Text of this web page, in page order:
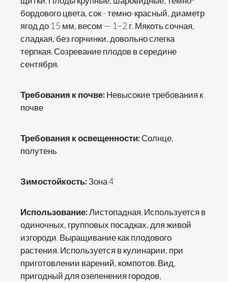
бордового цвета, сок - темно-красный, диаметр
ягод до 15 мм, весом — 1–2 г. Мякоть сочная,
сладкая, без горчинки, довольно слегка
терпкая. Созревание плодов в середине
сентября.
Требования к почве:Невысокие требования к
почве
Требования к освещенности:Солнце,
полутень
Зимостойкость:Зона 4
Использование:Листопадная. Используется в
одиночных, групповых посадках, для живой
изгороди. Выращивание как плодового
растения. Используется в кулинарии, при
приготовлении варений, компотов. Вид,
пригодный для озеленения городов,